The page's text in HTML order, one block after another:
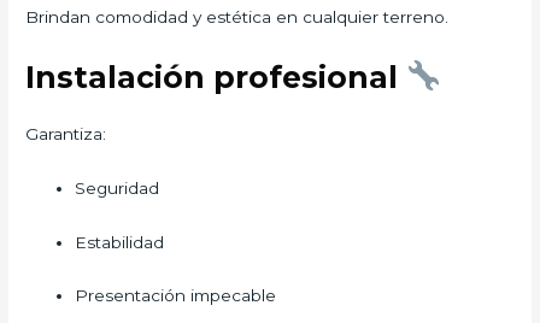
Brindan comodidad y estética en cualquier terreno.
Instalación profesional
Garantiza:
Seguridad
Estabilidad
Presentación impecable